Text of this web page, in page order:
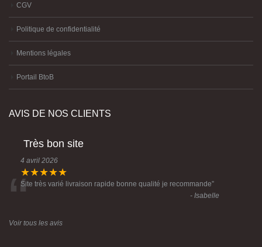
CGV
Politique de confidentialité
Mentions légales
Portail BtoB
AVIS DE NOS CLIENTS
Très bon site
4 avril 2026
★★★★★
“Site très varié livraison rapide bonne qualité je recommande”
- Isabelle
Voir tous les avis